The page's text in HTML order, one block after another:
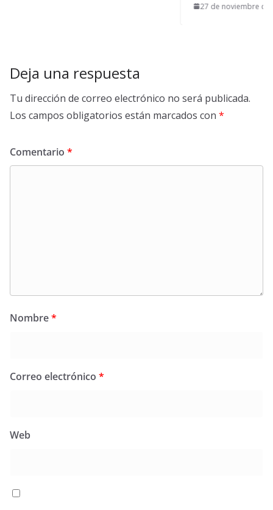
27 de noviembre de 2025
Deja una respuesta
Tu dirección de correo electrónico no será publicada.
Los campos obligatorios están marcados con *
Comentario *
Nombre*
Correo electrónico *
Web